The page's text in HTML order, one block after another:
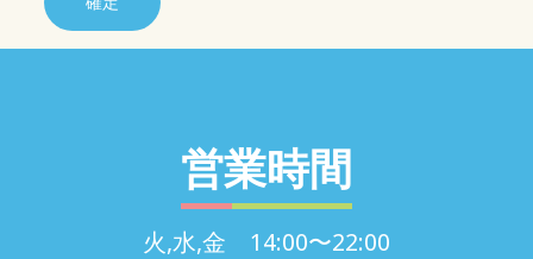
営業時間
火,水,金 14:00〜22:00